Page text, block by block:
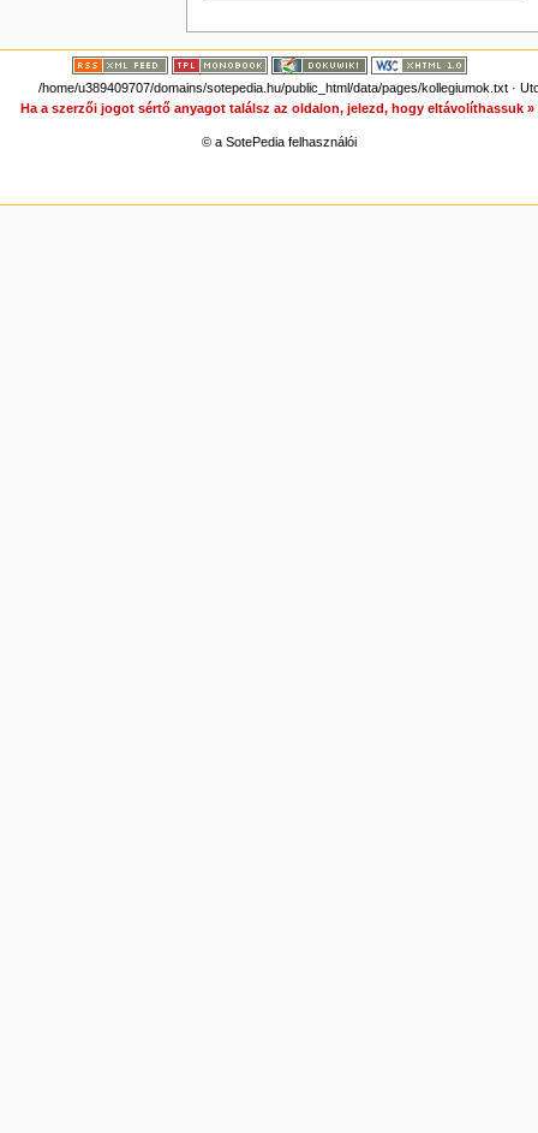
/home/u389409707/domains/sotepedia.hu/public_html/data/pages/kollegiumok.txt·
Ha a szerzői jogot sértő anyagot találsz az oldalon, jelezd, hogy eltávolíthassuk »
© a SotePedia felhasználói